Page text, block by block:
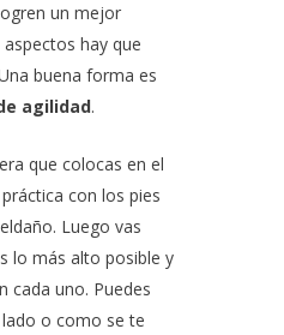
un mejor
hay que
buena forma es
agilidad.
que colocas en el
con los pies
Luego vas
lo más alto posible y
cada uno. Puedes
o como se te